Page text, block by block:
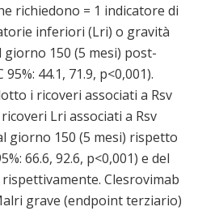
richiedono = 1 indicatore di
inferiori (Lri) o gravità
150 (5 mesi) post-
44.1, 71.9, p<0,001).
i ricoveri associati a Rsv
Lri associati a Rsv
giorno 150 (5 mesi) rispetto
66.6, 92.6, p<0,001) e del
rispettivamente. Clesrovimab
grave (endpoint terziario)